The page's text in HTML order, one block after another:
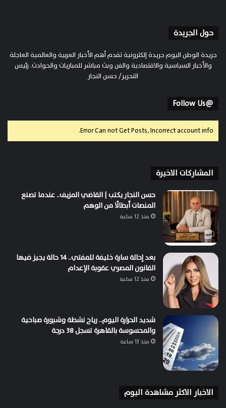
حول الجريدة
جريدة الوطن اليوم جريدة إلكترونية تقدم أهم الأخبار العربية والعالمية العاجلة
والأخبار السياسية والاقتصادية والفن وبث مباشر للمباريات والحوادث. رئيس
التحرير/ حسن النجار
@Follow Us
Error Can not Get Posts, Incorrect account info.
المشاركات الاخيرة
حسن النجار يكتب | القاضي المزيف.. عندما تصنع
المنصات أبطالًا من الوهم
منذ 12 ساعة
بعد إحالة سارة خليفة للمفتي.. 14 حالة يجيز فيها
القانون المصري عقوبة الإعدام
منذ 12 ساعة
شديد الحرارة اليوم.. رياح نشطة وشبورة صباحية
والمحسوسة بالقاهرة تسجل 38 درجة
منذ 13 ساعة
الاخبار الاكثر مشاهدة اليوم